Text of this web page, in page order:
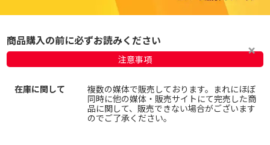
商品購入の前に必ずお読みください
注意事項
在庫に関して
複数の媒体で販売しております。まれにほぼ
同時に他の媒体・販売サイトにて完売した商
品に関して、販売できない場合がございます
のでご了承ください。